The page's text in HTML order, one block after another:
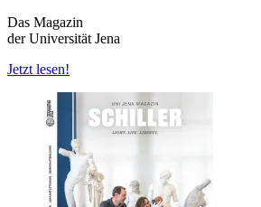
Das Magazin
der Universität Jena
Jetzt lesen!